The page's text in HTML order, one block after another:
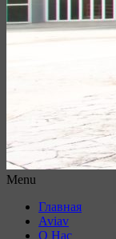
Menu
Главная
Aviav
О Нас